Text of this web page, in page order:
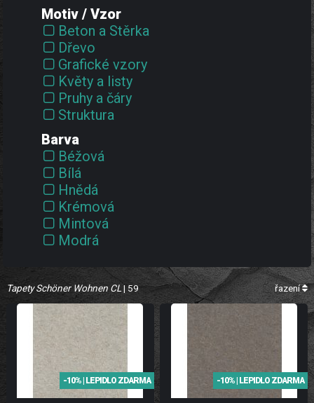
Motiv / Vzor
Beton a Stěrka
Dřevo
Grafické vzory
Květy a listy
Pruhy a čáry
Struktura
Barva
Béžová
Bílá
Hnědá
Krémová
Mintová
Modrá
Růžová
Vícebarevná
Zelená
Zlatá
Černobílá
Černá
Šedá
Tapety Schöner Wohnen CL| 59 řazení
-10% | LEPIDLO ZDARMA -10% | LEPIDLO ZDARMA